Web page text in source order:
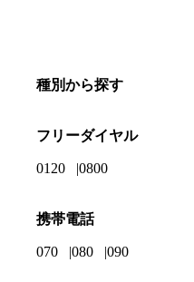
種別から探す
フリーダイヤル
0120 0800
携帯電話
070 080 090